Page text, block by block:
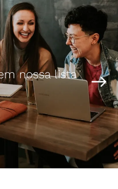
nossa lista